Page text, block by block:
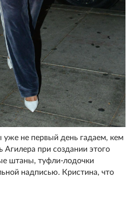
уже не первый день гадаем, кем
Агилера при создании этого
штаны, туфли-лодочки
надписью. Кристина, что